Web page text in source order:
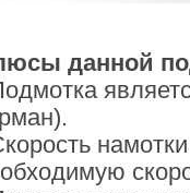
данной